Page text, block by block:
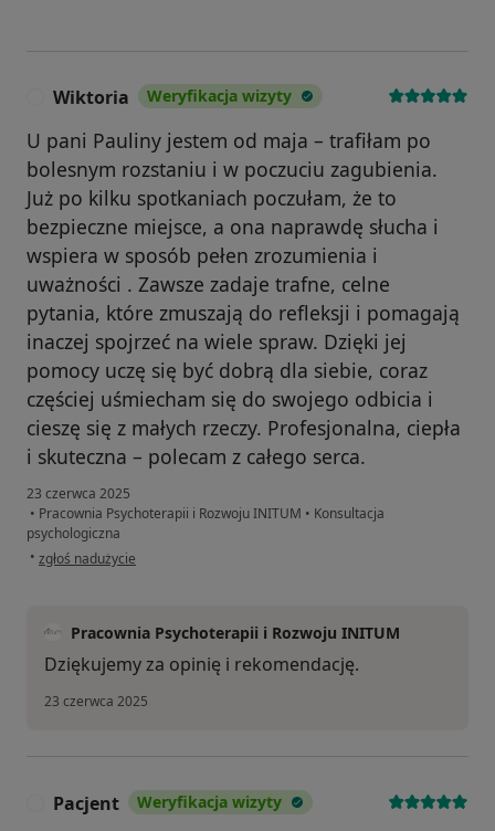
Wiktoria Weryfikacja wizyty
U pani Pauliny jestem od maja – trafiłam po
bolesnym rozstaniu i w poczuciu zagubienia.
Już po kilku spotkaniach poczułam, że to
bezpieczne miejsce, a ona naprawdę słucha i
wspiera w sposób pełen zrozumienia i
uważności . Zawsze zadaje trafne, celne
pytania, które zmuszają do refleksji i pomagają
inaczej spojrzeć na wiele spraw. Dzięki jej
pomocy uczę się być dobrą dla siebie, coraz
częściej uśmiecham się do swojego odbicia i
cieszę się z małych rzeczy. Profesjonalna, ciepła
i skuteczna – polecam z całego serca.
23 czerwca 2025
• Pracownia Psychoterapii i Rozwoju INITUM • Konsultacja
psychologiczna
• w opinii użytkownika Wiktoria
zgłoś nadużycie
Pracownia Psychoterapii i Rozwoju INITUM
Dziękujemy za opinię i rekomendację.
23 czerwca 2025
Pacjent Weryfikacja wizyty